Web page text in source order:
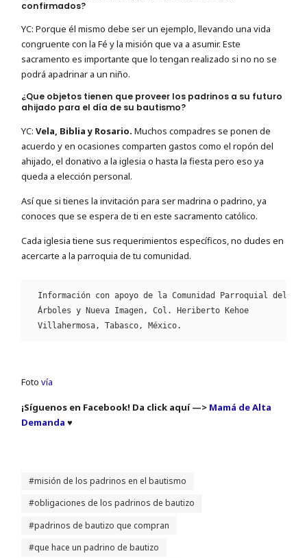
confirmados?
YC: Porque él mismo debe ser un ejemplo, llevando una vida
congruente con la Fé y la misión que va a asumir. Este
sacramento es importante que lo tengan realizado si no no se
podrá apadrinar a un niño.
¿Que objetos tienen que proveer los padrinos a su futuro
ahijado para el día de su bautismo?
YC: Vela, Biblia y Rosario. Muchos compadres se ponen de
acuerdo y en ocasiones comparten gastos como el ropón del
ahijado, el donativo a la iglesia o hasta la fiesta pero eso ya
queda a elección personal.
Así que si tienes la invitación para ser madrina o padrino, ya
conoces que se espera de ti en este sacramento católico.
Cada iglesia tiene sus requerimientos específicos, no dudes en
acercarte a la parroquia de tu comunidad.
Información con apoyo de la Comunidad Parroquial del
Árboles y Nueva Imagen, Col. Heriberto Kehoe
Villahermosa, Tabasco, México.
Fotovía
¡Síguenos en Facebook! Da click aquí —> Mamá de Alta
Demanda ♥
misión de los padrinos en el bautismo
obligaciones de los padrinos de bautizo
padrinos de bautizo que compran
que hace un padrino de bautizo